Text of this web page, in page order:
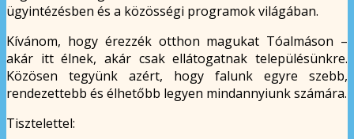
ügyintézésben és a közösségi programok világában.
Kívánom, hogy érezzék otthon magukat Tóalmáson –
akár itt élnek, akár csak ellátogatnak településünkre.
Közösen tegyünk azért, hogy falunk egyre szebb,
rendezettebb és élhetőbb legyen mindannyiunk számára.
Tisztelettel: